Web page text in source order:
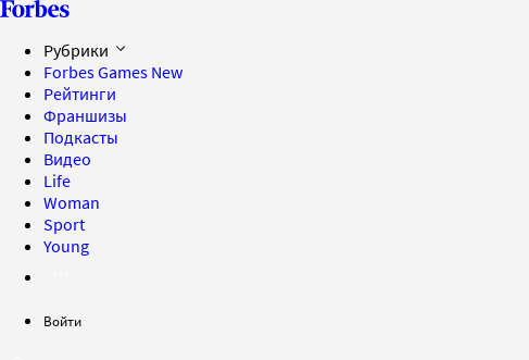
Рубрики
Forbes Games New
Рейтинги
Франшизы
Подкасты
Видео
Life
Woman
Sport
Young
Войти